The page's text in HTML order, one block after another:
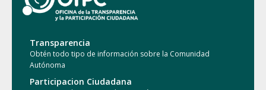
Transparencia
Obtén todo tipo de información sobre la Comunidad
Autónoma
Participacion Ciudadana